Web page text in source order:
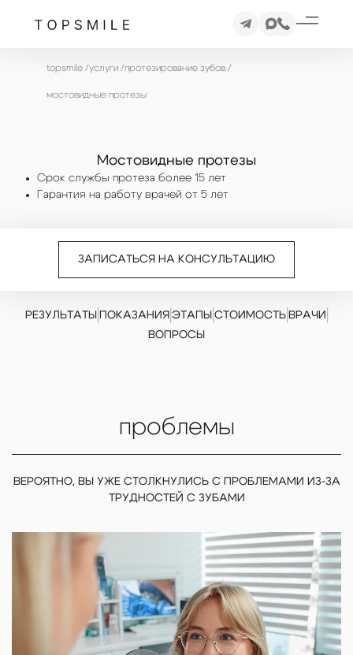
topsmile /услуги /протезирование зубов /
мостовидные протезы
Мостовидные протезы
Срок службы протеза более 15 лет
Гарантия на работу врачей от 5 лет
ЗАПИСАТЬСЯ НА КОНСУЛЬТАЦИЮ
РЕЗУЛЬТАТЫ| ПОКАЗАНИЯ| ЭТАПЫ| СТОИМОСТЬ| ВРАЧИ
ВОПРОСЫ
проблемы
ВЕРОЯТНО, ВЫ УЖЕ СТОЛКНУЛИСЬ С ПРОБЛЕМАМИ ИЗ-ЗА
ТРУДНОСТЕЙ С ЗУБАМИ